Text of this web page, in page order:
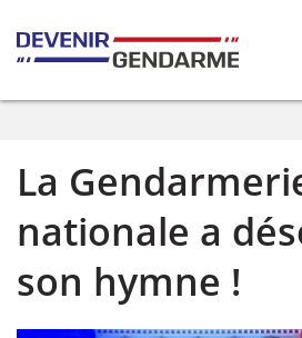
La
nationale a
son hymne !